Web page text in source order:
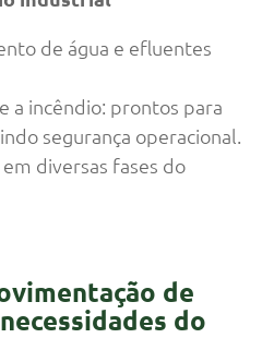
de água e efluentes
a incêndio: prontos para
segurança operacional.
diversas fases do
de
do